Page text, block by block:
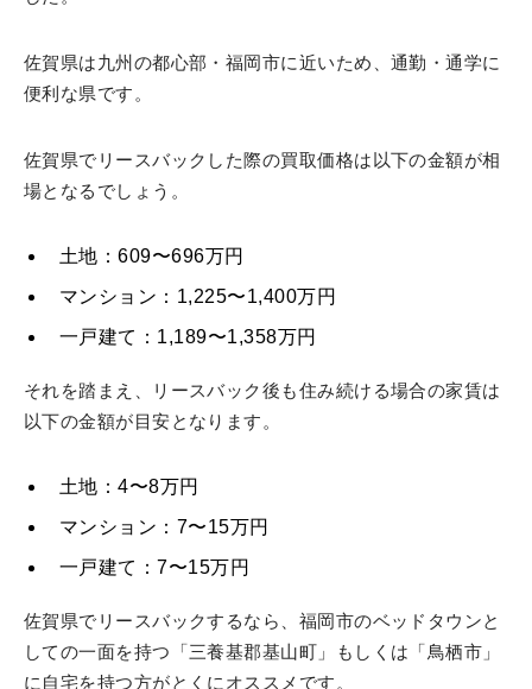
佐賀県は九州の都心部・福岡市に近いため、通勤・通学に
便利な県です。
佐賀県でリースバックした際の買取価格は以下の金額が相
場となるでしょう。
土地：609〜696万円
マンション：1,225〜1,400万円
一戸建て：1,189〜1,358万円
それを踏まえ、リースバック後も住み続ける場合の家賃は
以下の金額が目安となります。
土地：4〜8万円
マンション：7〜15万円
一戸建て：7〜15万円
佐賀県でリースバックするなら、福岡市のベッドタウンと
しての一面を持つ「三養基郡基山町」もしくは「鳥栖市」
に自宅を持つ方がとくにオススメです。